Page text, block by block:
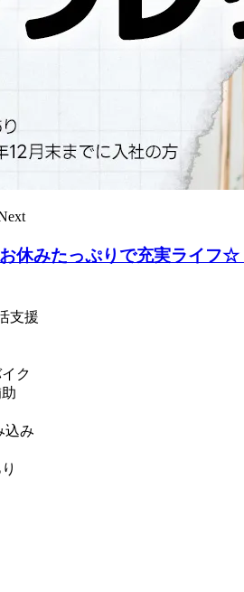
休みたっぷりで充実ライフ
支援
ク
込み